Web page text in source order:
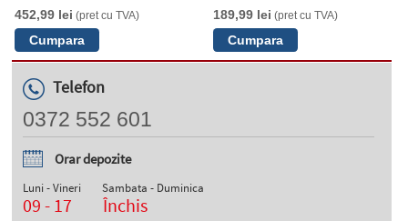
452,99 lei (pret cu TVA)
189,99 lei (pret cu TVA)
Telefon
0372 552 601
Orar depozite
Luni - Vineri
09 - 17
Sambata - Duminica
Închis